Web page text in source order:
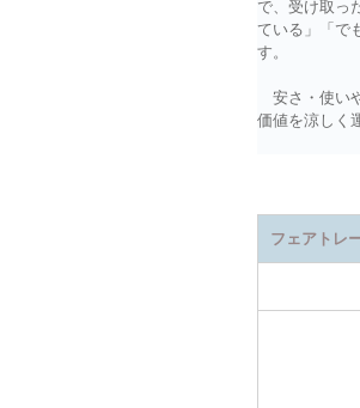
で、受け取っ
ている」「で
す。
安さ・使い
価値を涼しく
フェアトレ